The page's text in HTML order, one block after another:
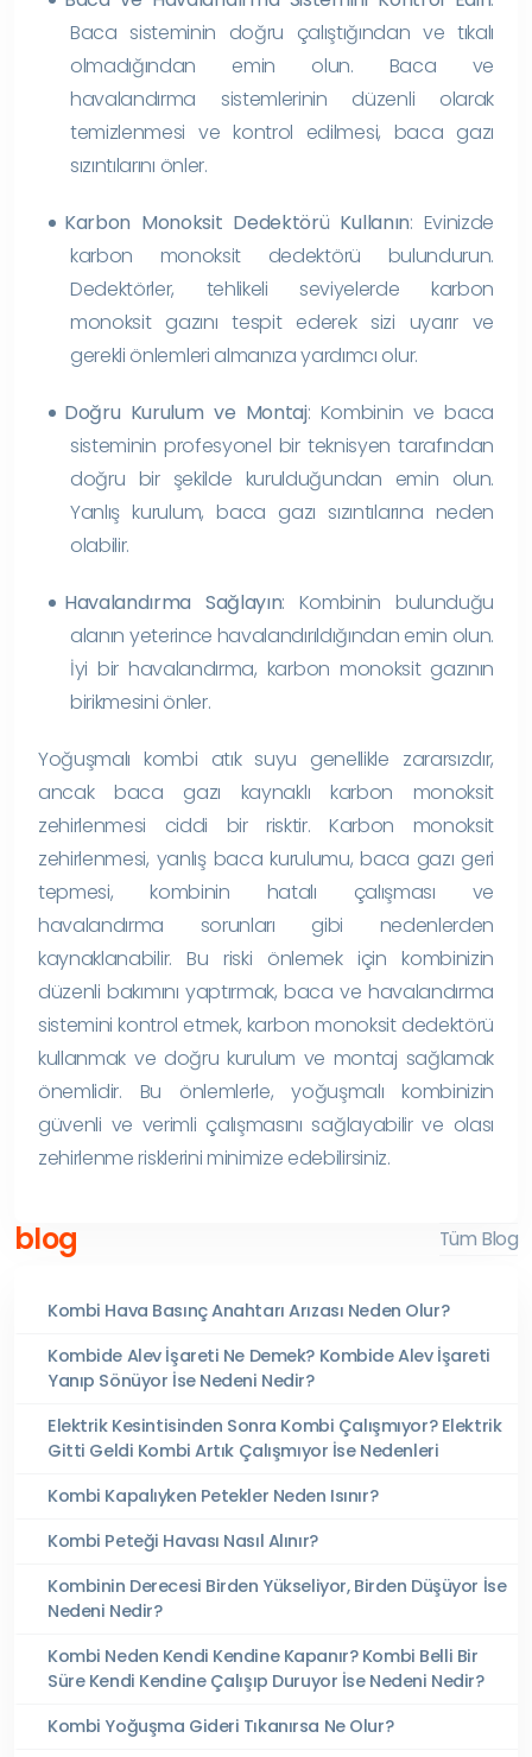
Baca sisteminin doğru çalıştığından ve tıkalı
olmadığından emin olun. Baca ve
havalandırma sistemlerinin düzenli olarak
temizlenmesi ve kontrol edilmesi, baca gazı
sızıntılarını önler.
Karbon Monoksit Dedektörü Kullanın: Evinizde
karbon monoksit dedektörü bulundurun.
Dedektörler, tehlikeli seviyelerde karbon
monoksit gazını tespit ederek sizi uyarır ve
gerekli önlemleri almanıza yardımcı olur.
Doğru Kurulum ve Montaj: Kombinin ve baca
sisteminin profesyonel bir teknisyen tarafından
doğru bir şekilde kurulduğundan emin olun.
Yanlış kurulum, baca gazı sızıntılarına neden
olabilir.
Havalandırma Sağlayın: Kombinin bulunduğu
alanın yeterince havalandırıldığından emin olun.
İyi bir havalandırma, karbon monoksit gazının
birikmesini önler.
Yoğuşmalı kombi atık suyu genellikle zararsızdır,
ancak baca gazı kaynaklı karbon monoksit
zehirlenmesi ciddi bir risktir. Karbon monoksit
zehirlenmesi, yanlış baca kurulumu, baca gazı geri
tepmesi, kombinin hatalı çalışması ve
havalandırma sorunları gibi nedenlerden
kaynaklanabilir. Bu riski önlemek için kombinizin
düzenli bakımını yaptırmak, baca ve havalandırma
sistemini kontrol etmek, karbon monoksit dedektörü
kullanmak ve doğru kurulum ve montaj sağlamak
önemlidir. Bu önlemlerle, yoğuşmalı kombinizin
güvenli ve verimli çalışmasını sağlayabilir ve olası
zehirlenme risklerini minimize edebilirsiniz.
blog Tüm Blog
Kombi Hava Basınç Anahtarı Arızası Neden Olur?
Kombide Alev İşareti Ne Demek? Kombide Alev İşareti
Yanıp Sönüyor İse Nedeni Nedir?
Elektrik Kesintisinden Sonra Kombi Çalışmıyor? Elektrik
Gitti Geldi Kombi Artık Çalışmıyor İse Nedenleri
Kombi Kapalıyken Petekler Neden Isınır?
Kombi Peteği Havası Nasıl Alınır?
Kombinin Derecesi Birden Yükseliyor, Birden Düşüyor İse
Nedeni Nedir?
Kombi Neden Kendi Kendine Kapanır? Kombi Belli Bir
Süre Kendi Kendine Çalışıp Duruyor İse Nedeni Nedir?
Kombi Yoğuşma Gideri Tıkanırsa Ne Olur?